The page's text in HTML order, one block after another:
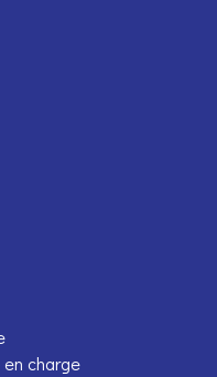
charge